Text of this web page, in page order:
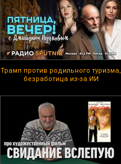
Трамп против родильного туризма,
безработица из-за ИИ